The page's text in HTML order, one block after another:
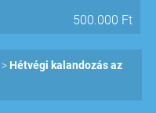
500.000 Ft
Hétvégi kalandozás az